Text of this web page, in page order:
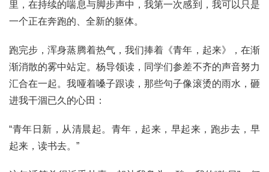
里，在持续的喘息与脚步声中，我第一次感到，我可以只是
一个正在奔跑的、全新的躯体。
跑完步，浑身蒸腾着热气，我们捧着《青年，起来》，在渐
渐消散的雾中站定。杨导领读，同学们参差不齐的声音努力
汇合在一起。我哑着嗓子跟读，那些句子像滚烫的雨水，砸
进我干涸已久的心田：
“青年日新，从清晨起。青年，起来，早起来，跑步去，早
起来，读书去。”